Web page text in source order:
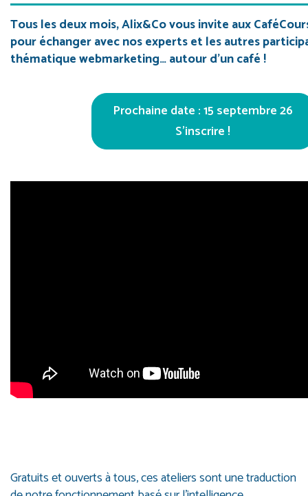
Tous les deux mois, Alix&Co vous invite aux
pour échanger avec nos experts et les autres
thématique webmarketing… autour d’un café !
Prochaine date : 15 septembre 26
S’inscrire !
Gratuits et ouverts à tous, ces ateliers sont une traduction